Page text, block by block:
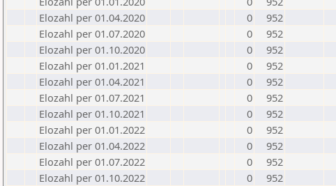
Elozahl per 01.04.2020
0
952
Elozahl per 01.07.2020
0
952
Elozahl per 01.10.2020
0
952
Elozahl per 01.01.2021
0
952
Elozahl per 01.04.2021
0
952
Elozahl per 01.07.2021
0
952
Elozahl per 01.10.2021
0
952
Elozahl per 01.01.2022
0
952
Elozahl per 01.04.2022
0
952
Elozahl per 01.07.2022
0
952
Elozahl per 01.10.2022
0
952